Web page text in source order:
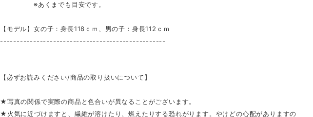
※あくまでも目安です。
【モデル】女の子：身長118ｃｍ、男の子：身長112ｃｍ
--------------------------------------------------
【必ずお読みください/商品の取り扱いについて】
★写真の関係で実際の商品と色合いが異なることがございます。
★火気に近づけますと、繊維が溶けたり、燃えたりする恐れがります。やけどの心配がありますの